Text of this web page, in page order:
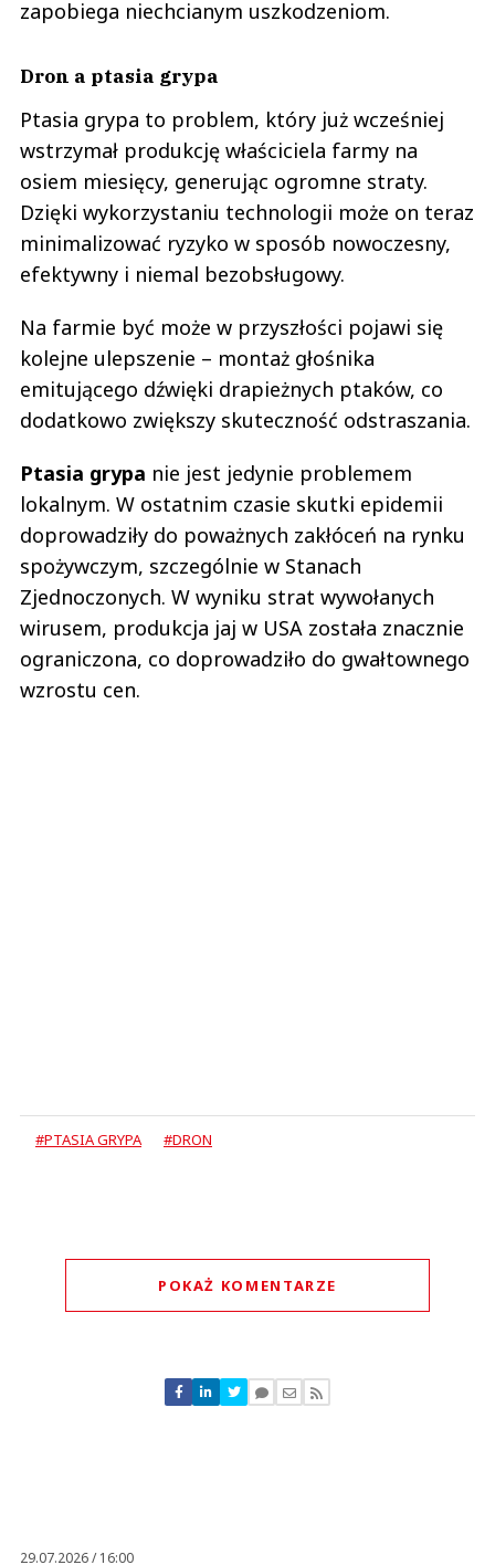
zapobiega niechcianym uszkodzeniom.
Dron a ptasia grypa
Ptasia grypa to problem, który już wcześniej
wstrzymał produkcję właściciela farmy na
osiem miesięcy, generując ogromne straty.
Dzięki wykorzystaniu technologii może on teraz
minimalizować ryzyko w sposób nowoczesny,
efektywny i niemal bezobsługowy.
Na farmie być może w przyszłości pojawi się
kolejne ulepszenie – montaż głośnika
emitującego dźwięki drapieżnych ptaków, co
dodatkowo zwiększy skuteczność odstraszania.
Ptasia grypa nie jest jedynie problemem
lokalnym. W ostatnim czasie skutki epidemii
doprowadziły do poważnych zakłóceń na rynku
spożywczym, szczególnie w Stanach
Zjednoczonych. W wyniku strat wywołanych
wirusem, produkcja jaj w USA została znacznie
ograniczona, co doprowadziło do gwałtownego
wzrostu cen.
#PTASIA GRYPA #DRON
POKAŻ KOMENTARZE
Nie znaleziono komentarzy
Zostaw swoje komentarze
29.07.2026 / 16:00